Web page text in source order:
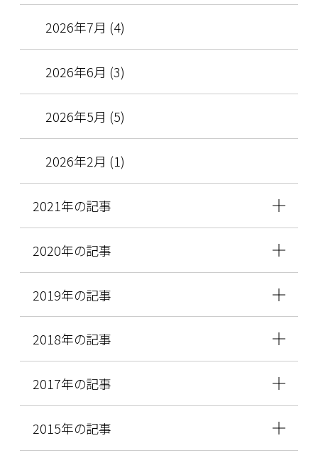
2026年7月 (4)
2026年6月 (3)
2026年5月 (5)
2026年2月 (1)
2021年の記事
2020年の記事
2019年の記事
2018年の記事
2017年の記事
2015年の記事